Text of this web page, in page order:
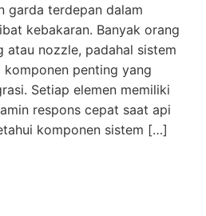
garda terdepan dalam
kebakaran. Banyak orang
atau nozzle, padahal sistem
penting yang
Setiap elemen memiliki
respons cepat saat api
komponen sistem […]